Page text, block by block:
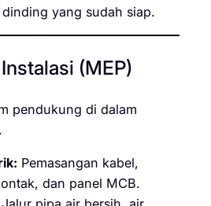
yang sudah siap.
(MEP)
pendukung di dalam
Pemasangan kabel,
dan panel MCB.